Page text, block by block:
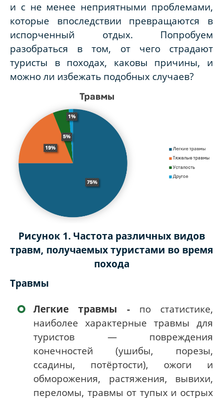
и с не менее неприятными проблемами,
которые впоследствии превращаются в
испорченный отдых. Попробуем
разобраться в том, от чего страдают
туристы в походах, каковы причины, и
можно ли избежать подобных случаев?
Рисунок 1. Частота различных видов
травм, получаемых туристами во время
похода
Травмы
Легкие травмы - по статистике,
наиболее характерные травмы для
туристов — повреждения
конечностей (ушибы, порезы,
ссадины, потёртости), ожоги и
обморожения, растяжения, вывихи,
переломы, травмы от тупых и острых